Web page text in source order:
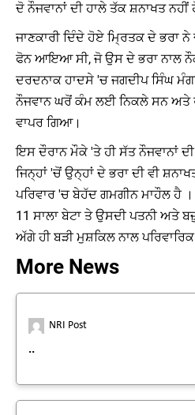
ਦੋ ਨੌਜਵਾਨਾਂ ਦੀ ਹਾਲੇ ਤੱਕ ਸ਼ਨਾਖਤ ਨਹੀਂ
ਜਾਣਕਾਰੀ ਦਿੰਦੇ ਹੋਏ ਮ੍ਰਿਤਕ ਦੇ ਭਰਾ
ਫੋਨ ਆਇਆ ਸੀ, ਜੋ ਉਸ ਦੇ ਭਰਾ ਨਾਲ
ਦਰਦਨਾਕ ਹਾਦਸੇ 'ਚ ਜਗਦੀਪ ਸਿੰਘ
ਨੌਜਵਾਨ ਘਰੋਂ ਕੰਮ ਲਈ ਨਿਕਲੇ ਸਨ ਅਤੇ
ਵਾਪਰ ਗਿਆ।
ਇਸ ਦੌਰਾਨ ਮੌਕੇ 'ਤੇ ਹੀ ਸੱਤ ਨੌਜਵਾਨਾਂ
ਜਿਨ੍ਹਾਂ 'ਚੋਂ ਉਨ੍ਹਾਂ ਦੇ ਭਰਾ ਦੀ ਵੀ
ਪਰਿਵਾਰ 'ਚ ਬੇਹੱਦ ਗਮਗੀਨ ਮਾਹੌਲ ਹੈ
11 ਸਾਲਾ ਬੇਟਾ ਤੇ ਉਸਦੀ ਪਤਨੀ ਅਤੇ
ਅੱਗੇ ਹੀ ਬੜੀ ਮੁਸ਼ਕਿਲ ਨਾਲ ਪਰਿਵਾਰਿਕ
More News
NRI Post
..